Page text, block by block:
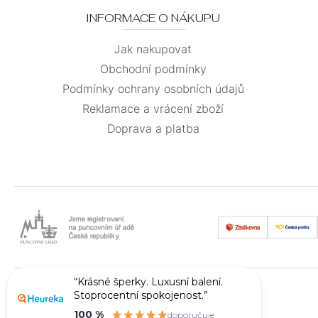
INFORMACE O NÁKUPU
Jak nakupovat
Obchodní podmínky
Podmínky ochrany osobních údajů
Reklamace a vrácení zboží
Doprava a platba
“Krásné šperky. Luxusní balení.
Stoprocentní spokojenost.”
100 %
doporučuje